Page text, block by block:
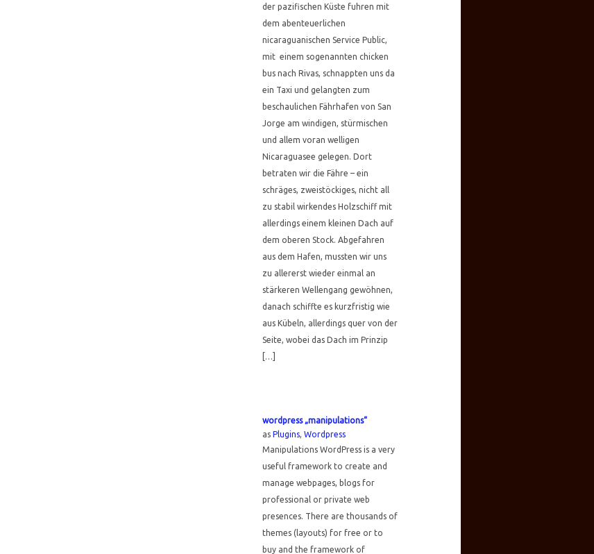
der pazifischen Küste fuhren mit
dem abenteuerlichen
nicaraguanischen Service Public,
mit einem sogenannten chicken
bus nach Rivas, schnappten uns da
ein Taxi und gelangten zum
beschaulichen Fährhafen von San
Jorge am windigen, stürmischen
und allem voran welligen
Nicaraguasee gelegen. Dort
betraten wir die Fähre – ein
schräges, zweistöckiges, nicht all
zu stabil wirkendes Holzschiff mit
allerdings einem kleinen Dach auf
dem oberen Stock. Abgefahren
aus dem Hafen, mussten wir uns
zu allererst wieder einmal an
stärkeren Wellengang gewöhnen,
danach schiffte es kurzfristig wie
aus Kübeln, allerdings quer von der
Seite, wobei das Dach im Prinzip
[…]
wordpress „manipulations“
as Plugins, Wordpress
Manipulations WordPress is a very
useful framework to create and
manage webpages, blogs for
professional or private web
presences. There are thousands of
themes (layouts) for free or to
buy and the framework of